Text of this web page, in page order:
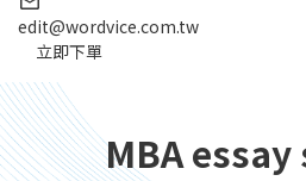
edit@wordvice.com.tw
立即下單
MBA